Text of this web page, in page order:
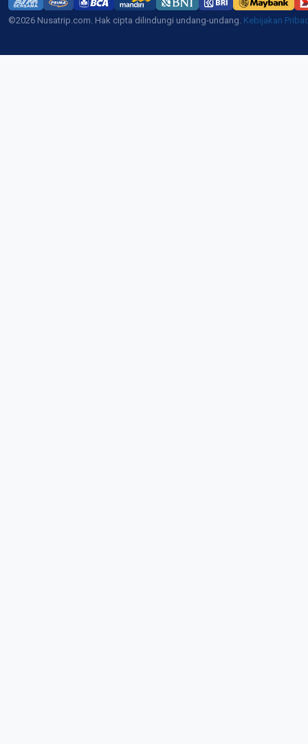
©2026 Nusatrip.com. Hak cipta dilindungi undang-undang. Kebijakan